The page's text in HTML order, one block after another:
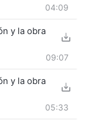
04:09
y la obra
09:07
y la obra
05:33